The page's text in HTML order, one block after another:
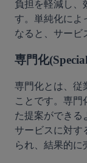
負担を軽減し、
す。単純化によ
なると、サービ
専門化
専門化とは、従
ことです。専門
た提案ができる
サービスに対す
られ、結果的に